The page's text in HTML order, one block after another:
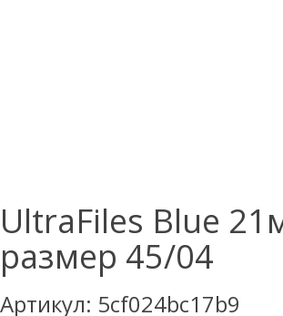
UltraFiles Blue
размер 45/04
Артикул: 5cf024bc17b9